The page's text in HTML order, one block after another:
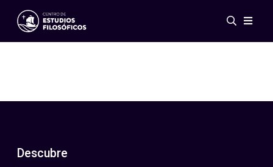
Eventos
ES
EN
Descubre